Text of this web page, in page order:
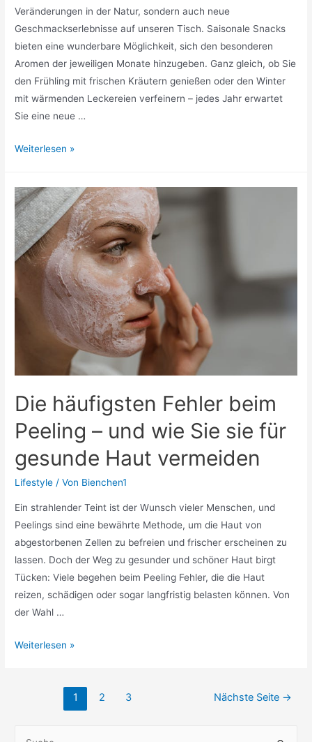
Veränderungen in der Natur, sondern auch neue
Geschmackserlebnisse auf unseren Tisch. Saisonale Snacks
bieten eine wunderbare Möglichkeit, sich den besonderen
Aromen der jeweiligen Monate hinzugeben. Ganz gleich, ob Sie
den Frühling mit frischen Kräutern genießen oder den Winter
mit wärmenden Leckereien verfeinern – jedes Jahr erwartet
Sie eine neue …
Mit
Kreationen
den
Geschmack
der
Jahreszeiten
Weiterlesen »
Die häufigsten Fehler beim
Peeling – und wie Sie sie für
gesunde Haut vermeiden
Lifestyle / Von Bienchen1
Ein strahlender Teint ist der Wunsch vieler Menschen, und
Peelings sind eine bewährte Methode, um die Haut von
abgestorbenen Zellen zu befreien und frischer erscheinen zu
lassen. Doch der Weg zu gesunder und schöner Haut birgt
Tücken: Viele begehen beim Peeling Fehler, die die Haut
reizen, schädigen oder sogar langfristig belasten können. Von
der Wahl …
Die
Weiterlesen »
Seitennummerierung
1 2 3 Nächste Seite →